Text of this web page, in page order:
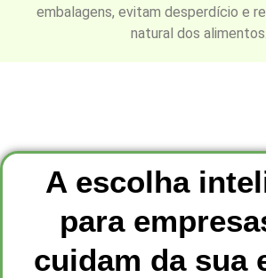
embalagens, evitam desperdício e
natural dos alimentos.
A escolha
para
cuidam da sua